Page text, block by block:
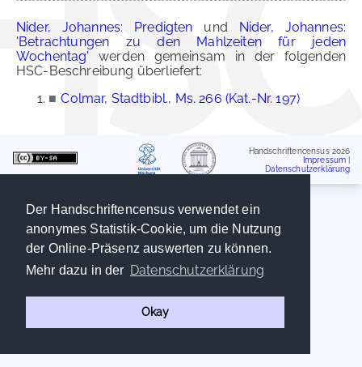
Der Handschriftencensus verwendet ein
anonymes Statistik-Cookie, um die Nutzung
der Online-Präsenz auswerten zu können.
Mehr dazu in der Datenschutzerklärung
Okay
Nider, Johannes: Predigten und Nider, Johannes:
'Betrachtungen zu den Mahlzeiten für jeden
Wochentag' werden gemeinsam in der folgenden
HSC-Beschreibung überliefert:
■ Colmar, Stadtbibl., Ms. 266 (Kat.-Nr. 197)
Handschriftencensus 2026
Impressum
Datenschutzerklärung